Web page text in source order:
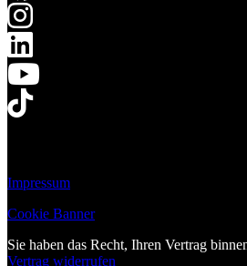
Impressum
Cookie Banner
Sie haben das Recht, Ihren Vertrag
Vertrag widerrufen